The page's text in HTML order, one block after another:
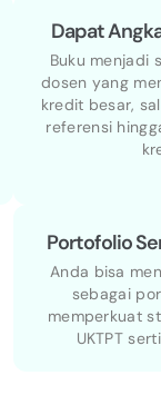
Dapat
Buku menjadi
dosen yang
kredit besar,
referensi
Portofolio
Anda bisa
sebagai
memperkuat
UKTPT